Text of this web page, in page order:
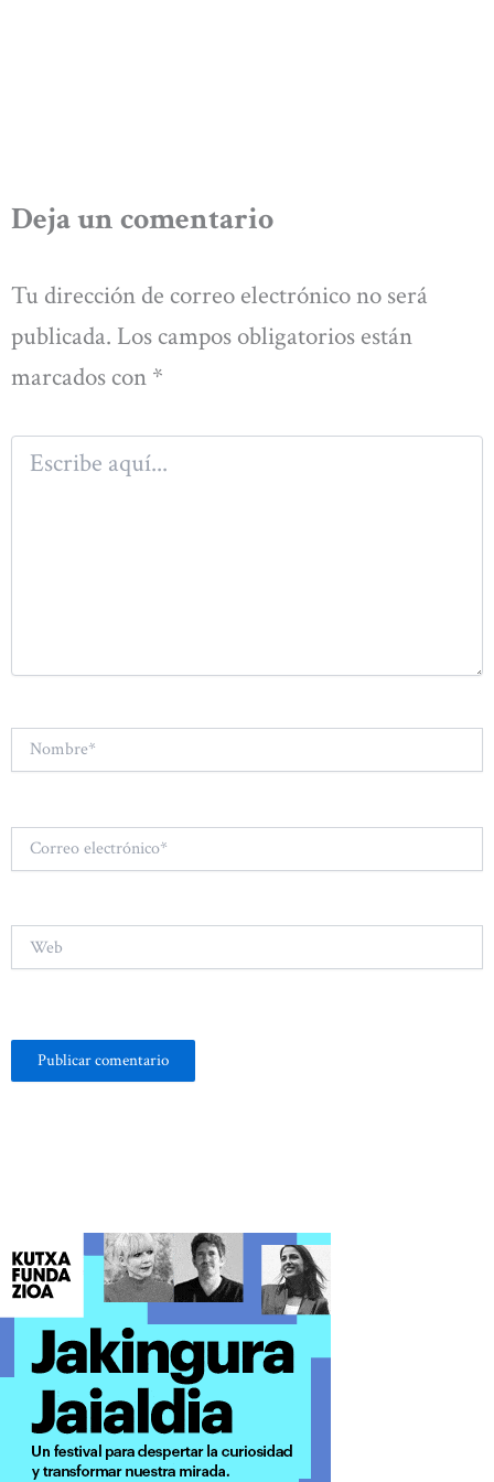
Deja un comentario
Tu dirección de correo electrónico no será
publicada. Los campos obligatorios están
marcados con *
aquí...
Nombre*
electrónico*